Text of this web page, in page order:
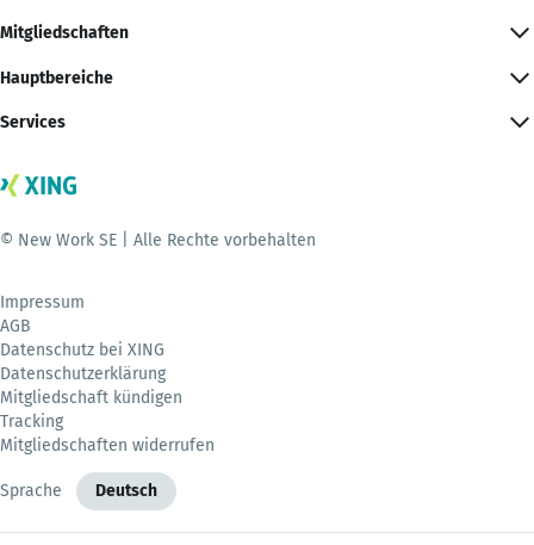
Mitgliedschaften
Hauptbereiche
Services
© New Work SE | Alle Rechte vorbehalten
Impressum
AGB
Datenschutz bei XING
Datenschutzerklärung
Mitgliedschaft kündigen
Tracking
Mitgliedschaften widerrufen
Sprache Deutsch